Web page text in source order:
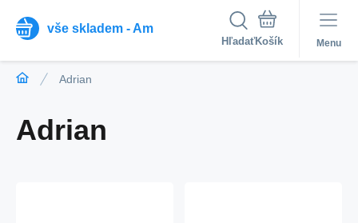
vše skladem - Am
Hľadať Menu
Adrian
Adrian